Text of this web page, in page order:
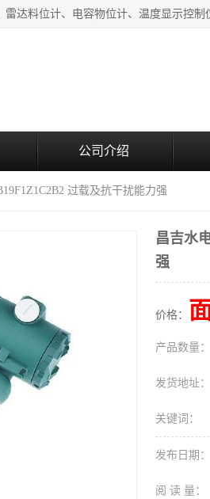
公司介绍
过载及抗干扰能力强
昌吉水
强
价格：
产品数量：
发货地址：
关键词：
发布日期：
阅 读 量：